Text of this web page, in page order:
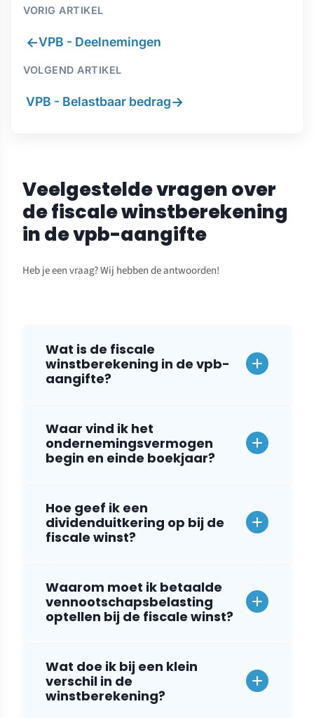
VORIG ARTIKEL
←VPB - Deelnemingen
VOLGEND ARTIKEL
VPB - Belastbaar bedrag→
Veelgestelde vragen over
de fiscale winstberekening
in de vpb-aangifte
Heb je een vraag? Wij hebben de antwoorden!
Wat is de fiscale
winstberekening in de vpb-
aangifte?
Waar vind ik het
ondernemingsvermogen
begin en einde boekjaar?
Hoe geef ik een
dividenduitkering op bij de
fiscale winst?
Waarom moet ik betaalde
vennootschapsbelasting
optellen bij de fiscale winst?
Wat doe ik bij een klein
verschil in de
winstberekening?